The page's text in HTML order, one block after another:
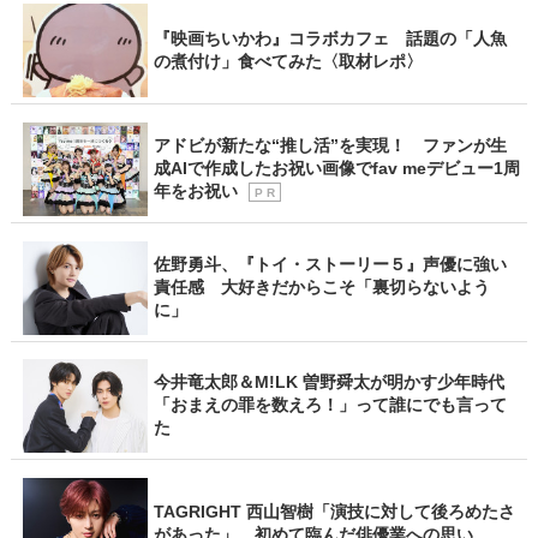
『映画ちいかわ』コラボカフェ 話題の「人魚
の煮付け」食べてみた〈取材レポ〉
アドビが新たな“推し活”を実現！ ファンが生
成AIで作成したお祝い画像でfav meデビュー1周
年をお祝い
P R
佐野勇斗、『トイ・ストーリー５』声優に強い
責任感 大好きだからこそ「裏切らないよう
に」
今井竜太郎＆M!LK 曽野舜太が明かす少年時代
「おまえの罪を数えろ！」って誰にでも言って
た
TAGRIGHT 西山智樹「演技に対して後ろめたさ